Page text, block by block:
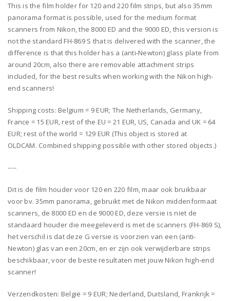
This is the film holder for 120 and 220 film strips, but also 35mm
panorama format is possible, used for the medium format
scanners from Nikon, the 8000 ED and the 9000 ED, this version is
not the standard FH-869 S that is delivered with the scanner, the
difference is that this holder has a (anti-Newton) glass plate from
around 20cm, also there are removable attachment strips
included, for the best results when working with the Nikon high-
end scanners!
Shipping costs: Belgium = 9 EUR; The Netherlands, Germany,
France = 15 EUR, rest of the EU = 21 EUR, US, Canada and UK = 64
EUR; rest of the world = 129 EUR (This object is stored at
OLDCAM. Combined shipping possible with other stored objects.)
----
Dit is de film houder voor 120 en 220 film, maar ook bruikbaar
voor bv. 35mm panorama, gebruikt met de Nikon middenformaat
scanners, de 8000 ED en de 9000 ED, deze versie is niet de
standaard houder die meegeleverd is met de scanners (FH-869 S),
het verschil is dat deze G versie is voorzien van een (anti-
Newton) glas van een 20cm, en er zijn ook verwijderbare strips
beschikbaar, voor de beste resultaten met jouw Nikon high-end
scanner!
Verzendkosten: België = 9 EUR; Nederland, Duitsland, Frankrijk =